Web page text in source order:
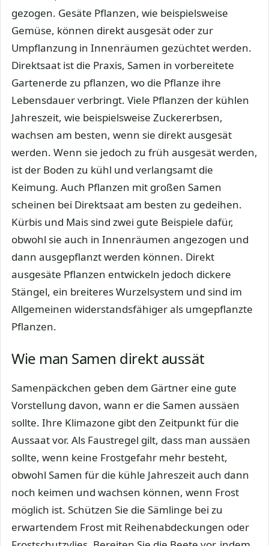
gezogen. Gesäte Pflanzen, wie beispielsweise
Gemüse, können direkt ausgesät oder zur
Umpflanzung in Innenräumen gezüchtet werden.
Direktsaat ist die Praxis, Samen in vorbereitete
Gartenerde zu pflanzen, wo die Pflanze ihre
Lebensdauer verbringt. Viele Pflanzen der kühlen
Jahreszeit, wie beispielsweise Zuckererbsen,
wachsen am besten, wenn sie direkt ausgesät
werden. Wenn sie jedoch zu früh ausgesät werden,
ist der Boden zu kühl und verlangsamt die
Keimung. Auch Pflanzen mit großen Samen
scheinen bei Direktsaat am besten zu gedeihen.
Kürbis und Mais sind zwei gute Beispiele dafür,
obwohl sie auch in Innenräumen angezogen und
dann ausgepflanzt werden können. Direkt
ausgesäte Pflanzen entwickeln jedoch dickere
Stängel, ein breiteres Wurzelsystem und sind im
Allgemeinen widerstandsfähiger als umgepflanzte
Pflanzen.
Wie man Samen direkt aussät
Samenpäckchen geben dem Gärtner eine gute
Vorstellung davon, wann er die Samen aussäen
sollte. Ihre Klimazone gibt den Zeitpunkt für die
Aussaat vor. Als Faustregel gilt, dass man aussäen
sollte, wenn keine Frostgefahr mehr besteht,
obwohl Samen für die kühle Jahreszeit auch dann
noch keimen und wachsen können, wenn Frost
möglich ist. Schützen Sie die Sämlinge bei zu
erwartendem Frost mit Reihenabdeckungen oder